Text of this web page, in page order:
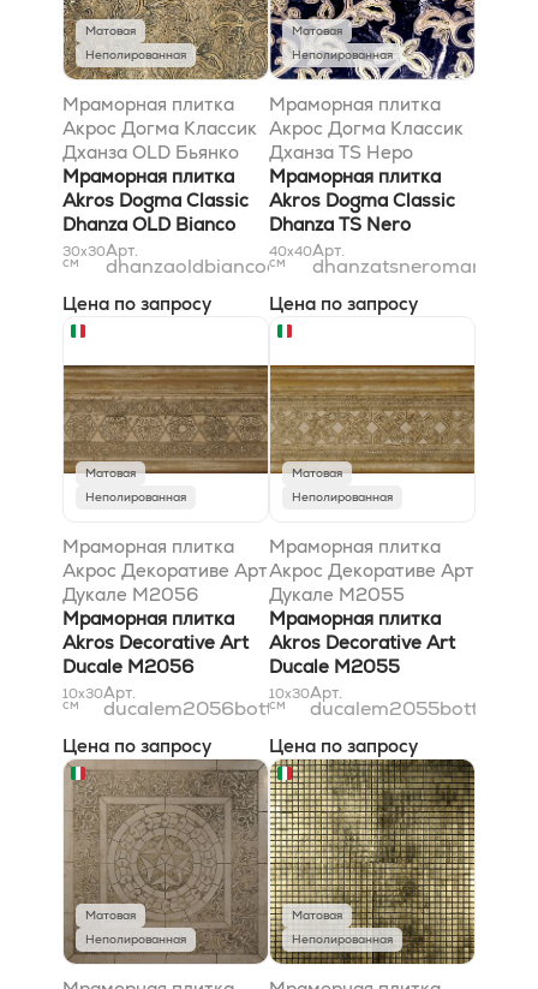
Матовая
Неполированная
Мраморная плитка
Акрос Догма Классик
Дханза OLD Бьянко
Каррара 31x31
Мраморная плитка
Akros Dogma Classic
Dhanza OLD Bianco
Carrara 31x31
30x30
см
Арт.
dhanzaoldbiancocarrara31x31
Цена по запросу
Матовая
Неполированная
Мраморная плитка
Акрос Догма Классик
Дханза TS Неро
Марквиниа Голд
40x40
Мраморная плитка
Akros Dogma Classic
Dhanza TS Nero
Marquinia Gold 40x40
40x40
см
Арт.
Цена по запросу
Матовая
Неполированная
Мраморная плитка
Акрос Декоративе Арт
Дукале M2056
Боттичино 9,8x30,5
Мраморная плитка
Akros Decorative Art
Ducale M2056
Botticino 9,8x30,5
10x30
см
Арт.
ducalem2056botticino10x31
Цена по запросу
Матовая
Неполированная
Мраморная плитка
Акрос Декоративе Арт
Дукале M2055
Боттичино 9,8x30,5
Мраморная плитка
Akros Decorative Art
Ducale M2055
Botticino 9,8x30,5
10x30
см
Арт.
Цена по запросу
Матовая
Неполированная
Матовая
Неполированная